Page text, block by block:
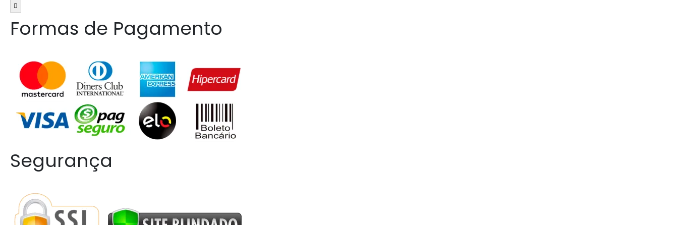
Menu de alternância de hambúrguer
Formas de Pagamento
Segurança